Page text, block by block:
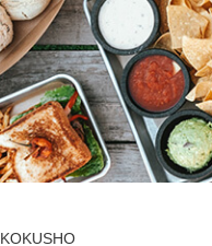
KOKUSHO